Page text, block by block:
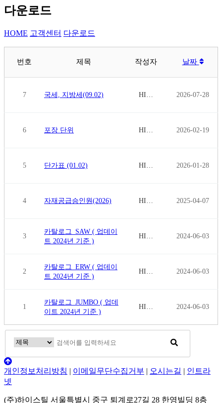
다운로드
HOME 고객센터 다운로드
번호 제목 작성자 날짜
7 국세, 지방세(09.02) HI… 2026-07-28
6 포장 단위 HI… 2026-02-19
5 단가표 (01.02) HI… 2026-01-28
4 자재공급승인원(2026) HI… 2025-04-07
3
카탈로그_SAW ( 업데이
트 2024년 기준 )
HI… 2024-06-03
2
카탈로그_ERW ( 업데이
트 2024년 기준 )
HI… 2024-06-03
1
카탈로그_JUMBO ( 업데
이트 2024년 기준 )
HI… 2024-06-03
개인정보처리방침 | 이메일무단수집거부 | 오시는길 | 인트라
넷
(주)하이스틸 서울특별시 중구 퇴계로27길 28 한영빌딩 8층